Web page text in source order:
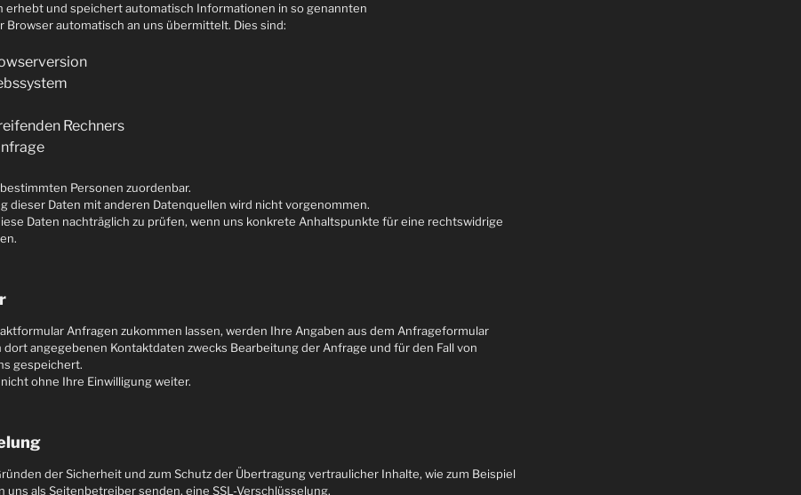
erhebt und speichert automatisch Informationen in so genannten
Browser automatisch an uns übermittelt. Dies sind:
Rechners
Personen zuordenbar.
dieser Daten mit anderen Datenquellen wird nicht vorgenommen.
Daten nachträglich zu prüfen, wenn uns konkrete Anhaltspunkte für eine rechtswidrige
Anfragen zukommen lassen, werden Ihre Angaben aus dem Anfrageformular
dort angegebenen Kontaktdaten zwecks Bearbeitung der Anfrage und für den Fall von
gespeichert.
ohne Ihre Einwilligung weiter.
der Sicherheit und zum Schutz der Übertragung vertraulicher Inhalte, wie zum Beispiel
uns als Seitenbetreiber senden, eine SSL-Verschlüsselung.